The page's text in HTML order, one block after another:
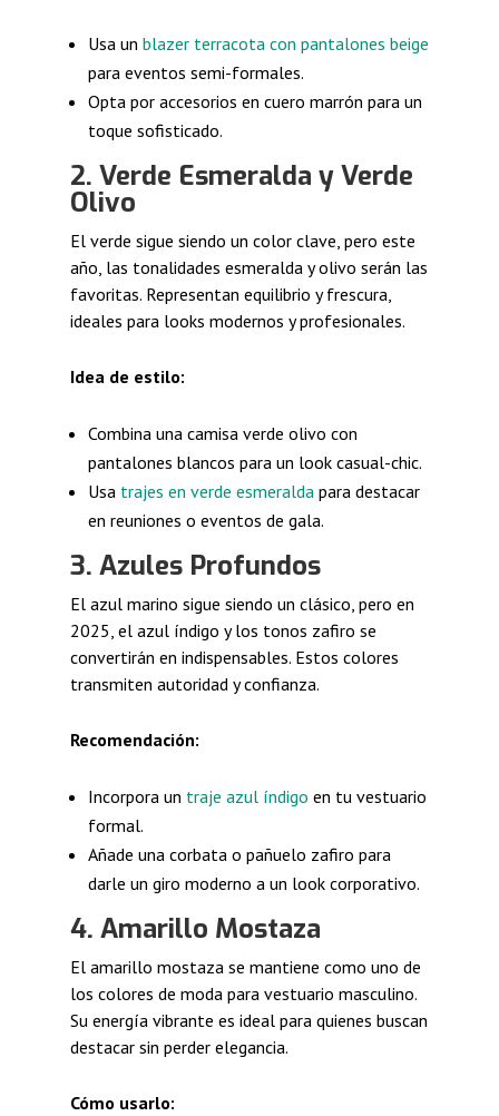
Usa un blazer terracota con pantalones beige
para eventos semi-formales.
Opta por accesorios en cuero marrón para un
toque sofisticado.
2. Verde Esmeralda y Verde
Olivo
El verde sigue siendo un color clave, pero este
año, las tonalidades esmeralda y olivo serán las
favoritas. Representan equilibrio y frescura,
ideales para looks modernos y profesionales.
Idea de estilo:
Combina una camisa verde olivo con
pantalones blancos para un look casual-chic.
Usa trajes en verde esmeraldapara destacar
en reuniones o eventos de gala.
3. Azules Profundos
El azul marino sigue siendo un clásico, pero en
2025, el azul índigo y los tonos zafiro se
convertirán en indispensables. Estos colores
transmiten autoridad y confianza.
Recomendación:
Incorpora un traje azul índigo en tu vestuario
formal.
Añade una corbata o pañuelo zafiro para
darle un giro moderno a un look corporativo.
4. Amarillo Mostaza
El amarillo mostaza se mantiene como uno de
los colores de moda para vestuario masculino.
Su energía vibrante es ideal para quienes buscan
destacar sin perder elegancia.
Cómo usarlo: